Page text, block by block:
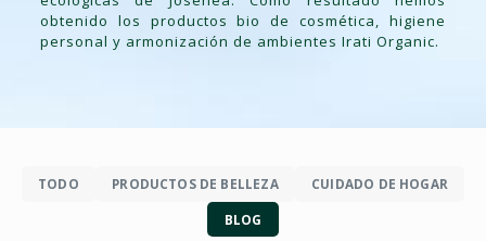
obtenido los productos bio de cosmética, higiene
personal y armonización de ambientes Irati Organic.
TODO PRODUCTOS DE BELLEZA CUIDADO DE HOGAR
BLOG